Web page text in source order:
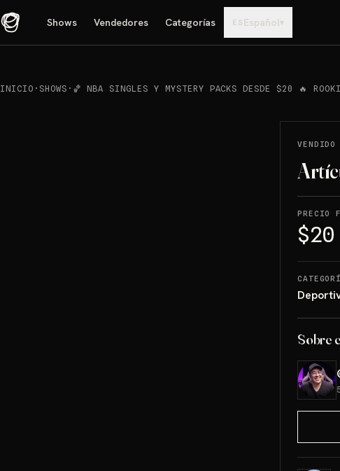
Shows Vendedores Categorías ES Español▾
INICIO · SHOWS · 🏀 NBA SINGLES Y MYSTERY PACKS DESDE $20 🔥
VENDIDO
PRECIO
Sobre